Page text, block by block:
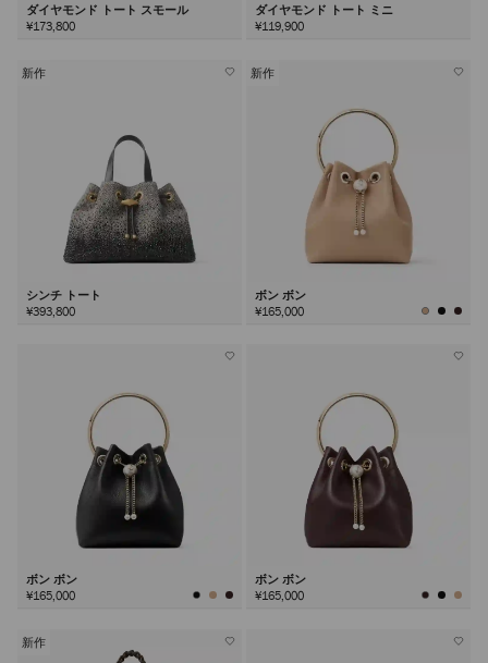
ダイヤモンド トート スモール
¥173,800
ダイヤモンド トート ミニ
¥119,900
新作
シンチ トート
¥393,800
新作
ボン ボン
¥165,000
ボン ボン
¥165,000
ボン ボン
¥165,000
新作